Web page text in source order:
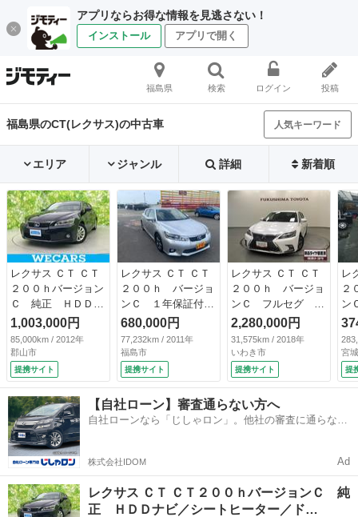
アプリならお得な情報を見逃さない！
インストール アプリで開く
福島県 検索 ログイン 投稿
福島県のCT(レクサス)の中古車 人気キーワード
エリア ジャンル 詳細 新着順
レクサス ＣＴ ＣＴ
２００ｈバージョン
Ｃ 純正 ＨＤＤナ
ビ／シートヒーター
／ドライブレコーダ
ー 社外／ヘッドラ
ンプ ＬＥＤ／ＥＴ
Ｃ／ＥＢＤ付ＡＢＳ
／横滑り防止装置／
アイドリングストッ
プ／クルーズコント
ロール／バックモニ
ター／ワンセグＴＶ
1,003,000円
85,000km / 2012年
郡山市
提携サイト
レクサス ＣＴ ＣＴ
２００ｈ バージョ
ンＣ １年保証付
ＬＥＤヘッドライ
ト 社外アルミ ク
ルーズコントロー
ル ＥＴＣ純正ナ
ビ バックカメラ
Ｂｌｕｅｔｏｏｔｈ
接続 （なし）
680,000円
77,232km / 2011年
福島市
提携サイト
レクサス ＣＴ ＣＴ
２００ｈ バージョ
ンＣ フルセグ メ
モリーナビ ＤＶＤ
再生 ミュージック
プレイヤー接続可
バックカメラ 衝突
被害軽減システム
ＥＴＣ ＬＥＤヘッ
ドランプ ワンオー
ナー 記録簿 アイ
2,280,000円
31,575km / 2018年
いわき市
提携サイト
レ
２
ン
ド
Ｔ
フ
換
付
宮
提
【自社ローン】審査通らない方へ
自社ローンなら「じしゃロン」。他社の審査に通らなか
株式会社IDOM Ad
レクサス ＣＴ ＣＴ２００ｈバージョンＣ 純
正 ＨＤＤナビ／シートヒーター／ド…